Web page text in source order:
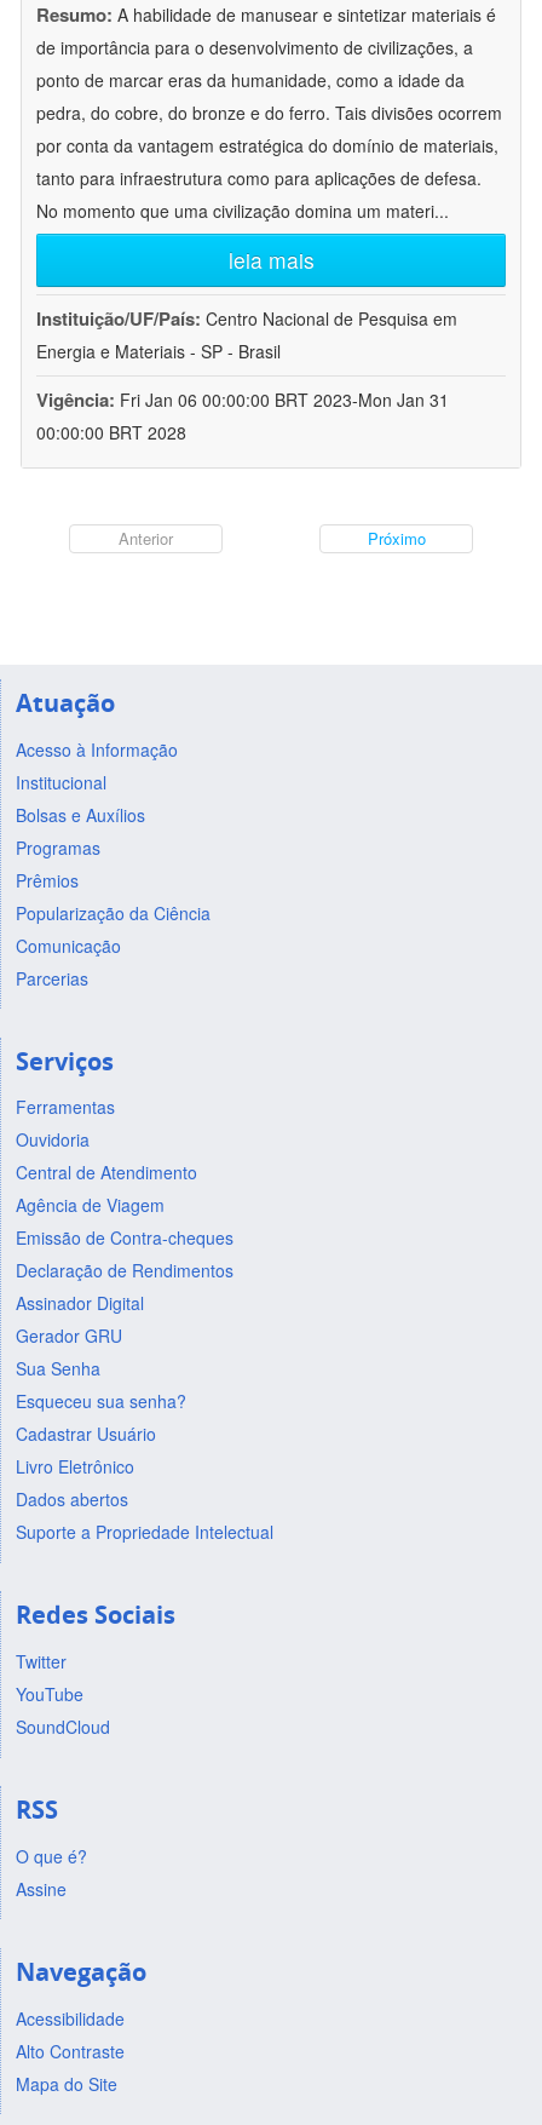
Resumo: A habilidade de manusear e sintetizar materiais é
de importância para o desenvolvimento de civilizações, a
ponto de marcar eras da humanidade, como a idade da
pedra, do cobre, do bronze e do ferro. Tais divisões ocorrem
por conta da vantagem estratégica do domínio de materiais,
tanto para infraestrutura como para aplicações de defesa.
No momento que uma civilização domina um materi...
leia mais
Instituição/UF/País: Centro Nacional de Pesquisa em
Energia e Materiais - SP - Brasil
Vigência: Fri Jan 06 00:00:00 BRT 2023-Mon Jan 31
00:00:00 BRT 2028
Anterior Próximo
Atuação
Acesso à Informação
Institucional
Bolsas e Auxílios
Programas
Prêmios
Popularização da Ciência
Comunicação
Parcerias
Serviços
Ferramentas
Ouvidoria
Central de Atendimento
Agência de Viagem
Emissão de Contra-cheques
Declaração de Rendimentos
Assinador Digital
Gerador GRU
Sua Senha
Esqueceu sua senha?
Cadastrar Usuário
Livro Eletrônico
Dados abertos
Suporte a Propriedade Intelectual
Redes Sociais
Twitter
YouTube
SoundCloud
RSS
O que é?
Assine
Navegação
Acessibilidade
Alto Contraste
Mapa do Site